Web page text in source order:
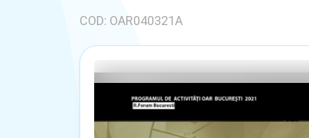
COD: OAR040321A